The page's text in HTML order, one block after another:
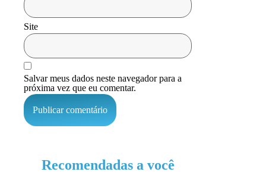
Site
Salvar meus dados neste navegador para a
próxima vez que eu comentar.
Recomendadas a você